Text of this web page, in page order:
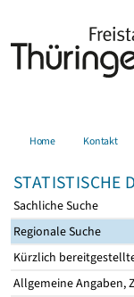
Home Kontakt
STATISTISCHE
Sachliche Suche
Regionale Suche
Kürzlich
Allgemeine Angaben,